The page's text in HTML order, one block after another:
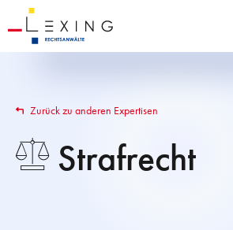
Zurück zu anderen Expertisen
Strafrecht